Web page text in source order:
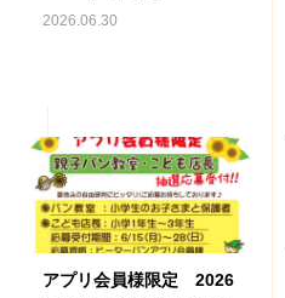
2026.06.30
アプリ会員様限定 2026